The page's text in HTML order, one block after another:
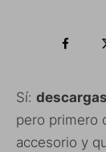
Sí:
pero primero
accesorio y